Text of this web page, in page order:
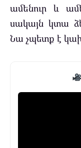
ամենուր և
սակայն կտա
Նա չպետք է